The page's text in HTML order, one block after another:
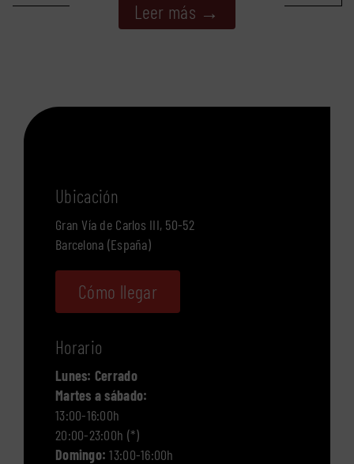
Leer más →
Ubicación
Gran Vía de Carlos III, 50-52
Barcelona (España)
Cómo llegar
Horario
Lunes: Cerrado
Martes a sábado:
13:00-16:00h
20:00-23:00h (*)
Domingo: 13:00-16:00h